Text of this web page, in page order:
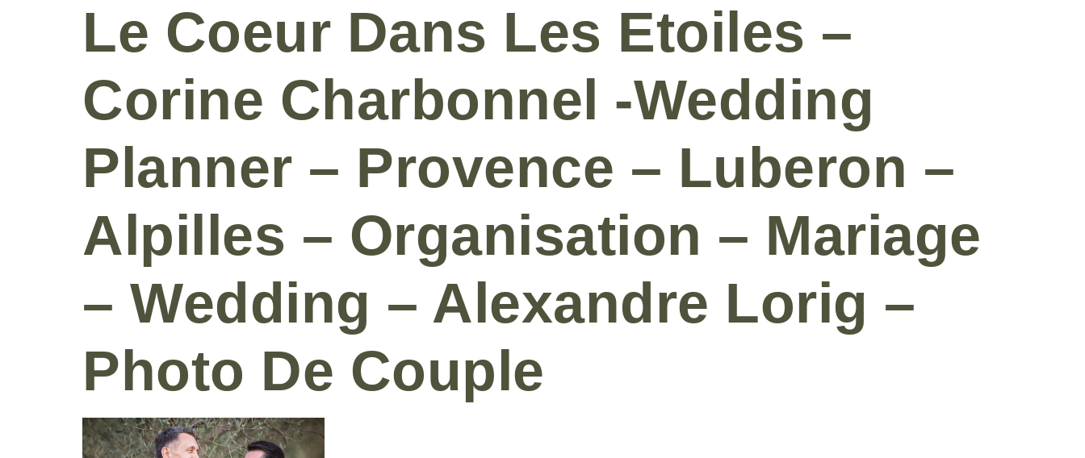
Le Coeur Dans Les Etoiles –
Corine Charbonnel -wedding
Planner – Provence – Luberon –
Alpilles – Organisation – Mariage
– Wedding – Alexandre Lorig –
Photo De Couple